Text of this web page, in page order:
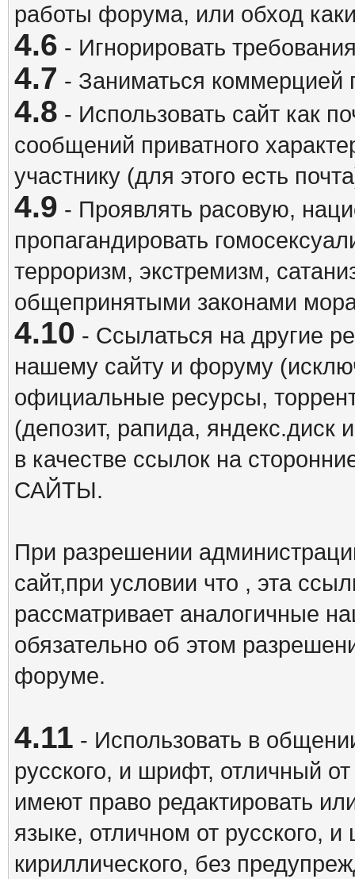
работы форума, или обход
4.6 - Игнорировать
4.7 - Заниматься коммерцией
4.8 - Использовать сайт как
сообщений приватного
участнику (для этого есть
4.9 - Проявлять расовую,
пропагандировать
терроризм, экстремизм,
общепринятыми законами
4.10 - Ссылаться на другие
нашему сайту и форуму
официальные ресурсы,
(депозит, рапида, яндекс.диск
в качестве ссылок на
САЙТЫ.
При разрешении
сайт,при условии что , эта
рассматривает аналогичные
обязательно об этом
форуме.
4.11 - Использовать в
русского, и шрифт, отличный
имеют право редактировать
языке, отличном от русского,
кириллического, без